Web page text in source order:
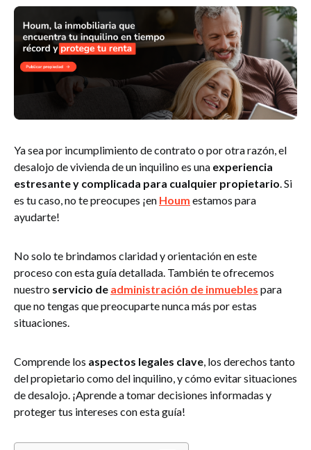
Ya sea por incumplimiento de contrato o por otra razón, el
desalojo de vivienda de un inquilino es una experiencia
estresante y complicada para cualquier propietario. Si
es tu caso, no te preocupes ¡en Houm estamos para
ayudarte!
No solo te brindamos claridad y orientación en este
proceso con esta guía detallada. También te ofrecemos
nuestro servicio de administración de inmuebles para
que no tengas que preocuparte nunca más por estas
situaciones.
Comprende los aspectos legales clave, los derechos tanto
del propietario como del inquilino, y cómo evitar situaciones
de desalojo. ¡Aprende a tomar decisiones informadas y
proteger tus intereses con esta guía!